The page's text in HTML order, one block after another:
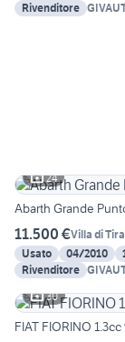
Rivenditore
24
Abarth Grande
11.500 €Villa di
Usato
04/2010
Rivenditore
30
FIAT FIORINO